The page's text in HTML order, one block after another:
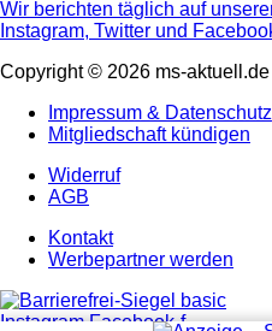
Copyright © 2026 ms-aktuell.de
Impressum & Datenschutz
Mitgliedschaft kündigen
Widerruf
AGB
Kontakt
Werbepartner werden
Instagram Facebook-f